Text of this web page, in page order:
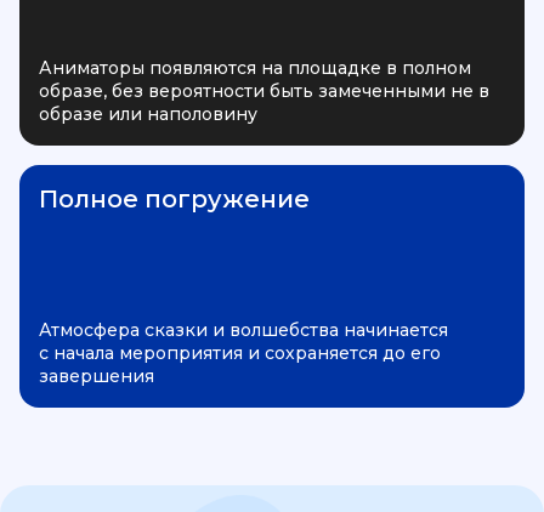
Аниматоры появляются на площадке в полном
образе, без вероятности быть замеченными не в
образе или наполовину
Полное погружение
Атмосфера сказки и волшебства начинается
с начала мероприятия и сохраняется до его
завершения